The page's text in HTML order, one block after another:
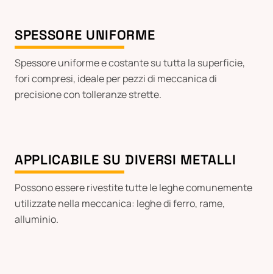
SPESSORE UNIFORME
Spessore uniforme e costante su tutta la superficie,
fori compresi, ideale per pezzi di meccanica di
precisione con tolleranze strette.
APPLICABILE SU DIVERSI METALLI
Possono essere rivestite tutte le leghe comunemente
utilizzate nella meccanica: leghe di ferro, rame,
alluminio.